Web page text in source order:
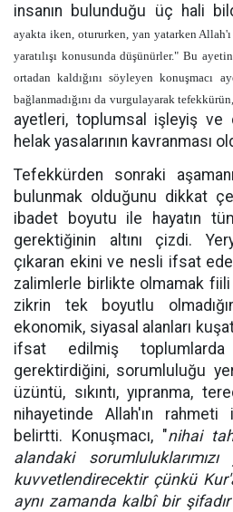
insanın bulunduğu üç hali
ayakta iken, otururken, yan yatarken
yaratılışı konusunda düşünürler." Bu
ortadan kaldığını söyleyen konuşmacı
bağlanmadığını da vurgulayarak tefekkürün,
ayetleri, toplumsal işleyiş ve
helak yasalarının kavranması
Tefekkürden sonraki
bulunmak olduğunu dikkat
ibadet boyutu ile hayatın
gerektiğinin altını çizdi.
çıkaran ekini ve nesli ifsat
zalimlerle birlikte olmamak fiili
zikrin tek boyutlu
ekonomik, siyasal alanları
ifsat edilmiş
gerektirdiğini, sorumluluğu
üzüntü, sıkıntı, yıpranma,
nihayetinde Allah'ın
belirtti. Konuşmacı, "nihai
alandaki
kuvvetlendirecektir çünkü
aynı zamanda kalbî bir